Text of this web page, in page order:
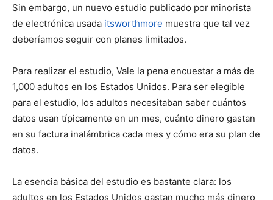
Sin embargo, un nuevo estudio publicado por minorista
de electrónica usada itsworthmore muestra que tal vez
deberíamos seguir con planes limitados.
Para realizar el estudio, Vale la pena encuestar a más de
1,000 adultos en los Estados Unidos. Para ser elegible
para el estudio, los adultos necesitaban saber cuántos
datos usan típicamente en un mes, cuánto dinero gastan
en su factura inalámbrica cada mes y cómo era su plan de
datos.
La esencia básica del estudio es bastante clara: los
adultos en los Estados Unidos gastan mucho más dinero